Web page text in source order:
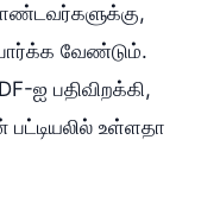
வேண்டும்.
ஐ பதிவிறக்கி,
உள்ளதா